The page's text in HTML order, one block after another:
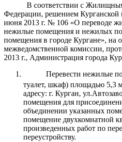
В соответствии с
Федерации, решением Курганской
июня 2013 г. № 106 «О переводе
нежилые помещения и нежилых
помещения в городе Кургане», на
межведомственной комиссии,
2013 г., Администрация города
Перевести нежилые
туалет, шкаф) площадью 5,3
адресу: г. Курган,
помещения для
объединении указанных
помещение двухкомнатной
произведенных работ по
переустройству.